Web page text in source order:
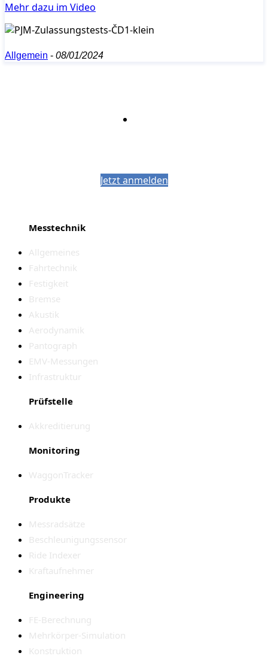
Mehr dazu im Video
Allgemein - 08/01/2024
Jetzt anmelden
Messtechnik
Allgemeines
Fahrtechnik
Festigkeit
Bremse
Akustik
Aerodynamik
Pantograph
EMV-Messungen
Infrastruktur
Prüfstelle
Akkreditierung
Monitoring
WaggonTracker
Produkte
Messradsätze
Beschleunigungssensor
Ride Indexer
Kraftaufnehmer
Engineering
FE-Berechnung
Mehrkörper-Simulation
Konstruktion